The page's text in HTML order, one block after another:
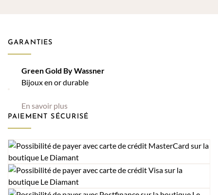
GARANTIES
Green Gold By Wassner
Bijoux en or durable
En savoir plus
PAIEMENT SÉCURISÉ